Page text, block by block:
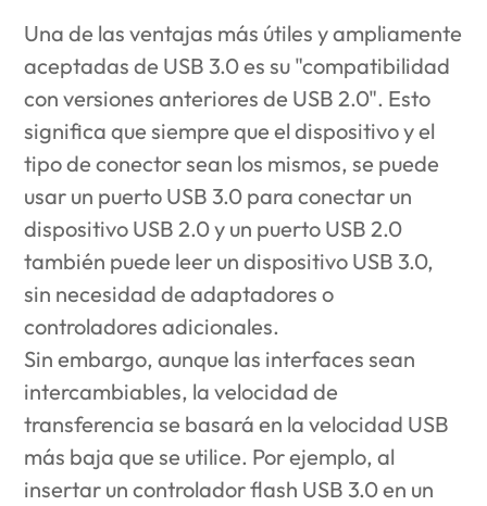
Una de las ventajas más útiles y ampliamente
aceptadas de USB 3.0 es su "compatibilidad
con versiones anteriores de USB 2.0". Esto
significa que siempre que el dispositivo y el
tipo de conector sean los mismos, se puede
usar un puerto USB 3.0 para conectar un
dispositivo USB 2.0 y un puerto USB 2.0
también puede leer un dispositivo USB 3.0,
sin necesidad de adaptadores o
controladores adicionales.
Sin embargo, aunque las interfaces sean
intercambiables, la velocidad de
transferencia se basará en la velocidad USB
más baja que se utilice. Por ejemplo, al
insertar un controlador flash USB 3.0 en un